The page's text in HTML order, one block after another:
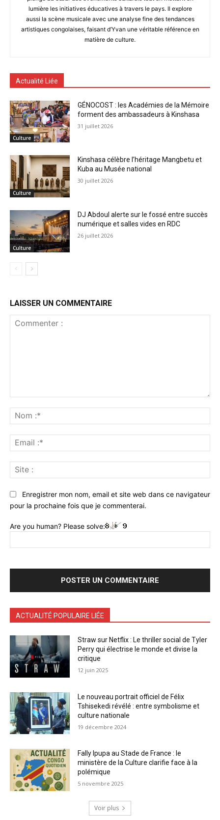
lumière les initiatives éducatives à travers le pays. Il explore
aussi la scène musicale avec une analyse fine des tendances
artistiques congolaises, faisant d’Yvan une véritable référence en
matière de culture.
Actualité Liée
Culture
GÉNOCOST : les Académies de la Mémoire
forment des ambassadeurs à Kinshasa
31 juillet 2026
Culture
Kinshasa célèbre l’héritage Mangbetu et
Kuba au Musée national
30 juillet 2026
Culture
DJ Abdoul alerte sur le fossé entre succès
numérique et salles vides en RDC
26 juillet 2026
LAISSER UN COMMENTAIRE
:*
:*
:
Enregistrer mon nom, email et site web dans ce navigateur
pour la prochaine fois que je commenterai.
Are you human? Please solve:
ACTUALITÉ POPULAIRE LIÉE
Straw sur Netflix : Le thriller social de Tyler
Perry qui électrise le monde et divise la
critique
12 juin 2025
Le nouveau portrait officiel de Félix
Tshisekedi révélé : entre symbolisme et
culture nationale
19 décembre 2024
Fally Ipupa au Stade de France : le
ministère de la Culture clarifie face à la
polémique
5 novembre 2025
Voir plus